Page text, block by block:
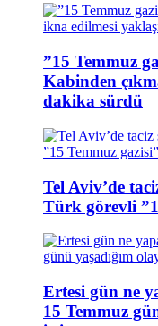
”15 Temmuz
Kabinden
dakika sürdü
Tel Aviv’de
Türk görevli
Ertesi gün ne
15 Temmuz